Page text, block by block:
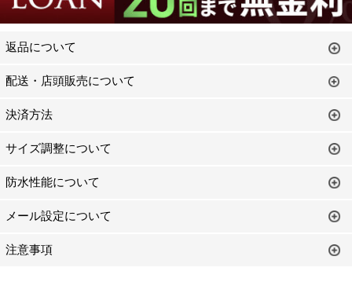
返品について
配送・店頭販売について
決済方法
サイズ調整について
防水性能について
メール設定について
注意事項